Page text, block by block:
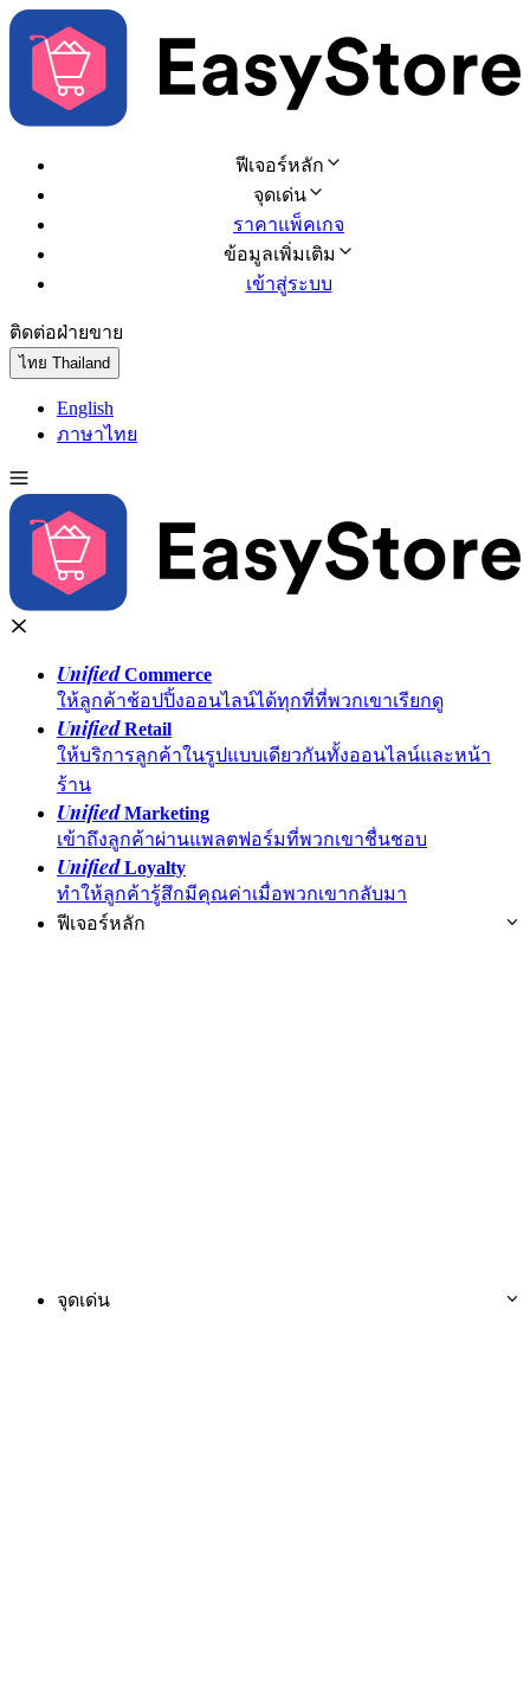
ฟีเจอร์หลัก
จุดเด่น
ราคาแพ็คเกจ
ข้อมูลเพิ่มเติม
เข้าสู่ระบบ
ติดต่อฝ่ายขาย
ไทย Thailand
English
ภาษาไทย
UnifiedCommerce
ให้ลูกค้าช้อปปิ้งออนไลน์ได้ทุกที่ที่พวกเขาเรียกดู
UnifiedRetail
ให้บริการลูกค้าในรูปแบบเดียวกันทั้งออนไลน์และหน้า
ร้าน
UnifiedMarketing
เข้าถึงลูกค้าผ่านแพลตฟอร์มที่พวกเขาชื่นชอบ
UnifiedLoyalty
ทำให้ลูกค้ารู้สึกมีคุณค่าเมื่อพวกเขากลับมา
ฟีเจอร์หลัก
จุดเด่น